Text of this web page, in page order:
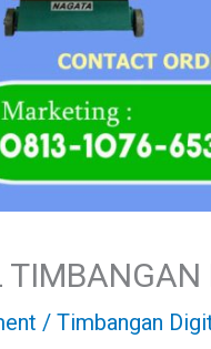
/Timbangan